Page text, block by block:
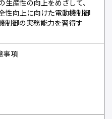
生産性の向上をめざして、
性向上に向けた電動機制御
制御の実務能力を習得す
留意事項
回転
御実習